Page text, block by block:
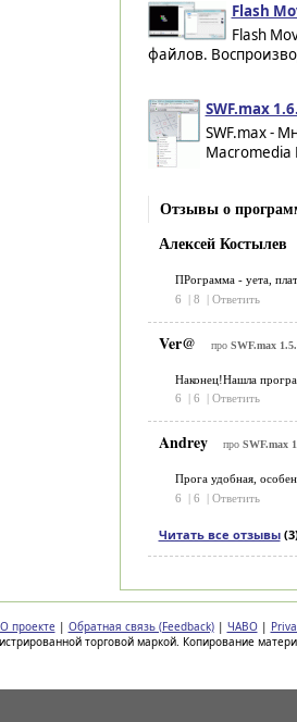
Flash
Flash
файлов.
SWF.max
SWF.max -
Macromedia
Отзывы о
Алексей Костылев
ПРограмма - уета,
6
| 8 | Ответить
Ver@ про SWF.max
Наконец!Нашла
6
| 6 | Ответить
Andrey про SWF.max
Прога удобная,
6
| 6 | Ответить
Читать все отзывы
О проекте | Обратная связь (Feedback) | ЧАВО |
торговой маркой. Копирование